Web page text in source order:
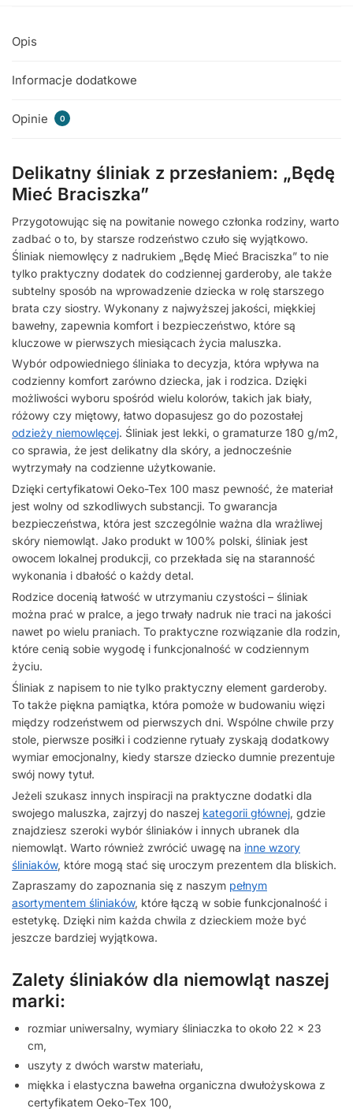
Opis
Informacje dodatkowe
Opinie 0
Delikatny śliniak z przesłaniem: „Będę
Mieć Braciszka”
Przygotowując się na powitanie nowego członka rodziny, warto
zadbać o to, by starsze rodzeństwo czuło się wyjątkowo.
Śliniak niemowlęcy z nadrukiem „Będę Mieć Braciszka” to nie
tylko praktyczny dodatek do codziennej garderoby, ale także
subtelny sposób na wprowadzenie dziecka w rolę starszego
brata czy siostry. Wykonany z najwyższej jakości, miękkiej
bawełny, zapewnia komfort i bezpieczeństwo, które są
kluczowe w pierwszych miesiącach życia maluszka.
Wybór odpowiedniego śliniaka to decyzja, która wpływa na
codzienny komfort zarówno dziecka, jak i rodzica. Dzięki
możliwości wyboru spośród wielu kolorów, takich jak biały,
różowy czy miętowy, łatwo dopasujesz go do pozostałej
odzieży niemowlęcej. Śliniak jest lekki, o gramaturze 180 g/m2,
co sprawia, że jest delikatny dla skóry, a jednocześnie
wytrzymały na codzienne użytkowanie.
Dzięki certyfikatowi Oeko-Tex 100 masz pewność, że materiał
jest wolny od szkodliwych substancji. To gwarancja
bezpieczeństwa, która jest szczególnie ważna dla wrażliwej
skóry niemowląt. Jako produkt w 100% polski, śliniak jest
owocem lokalnej produkcji, co przekłada się na staranność
wykonania i dbałość o każdy detal.
Rodzice docenią łatwość w utrzymaniu czystości – śliniak
można prać w pralce, a jego trwały nadruk nie traci na jakości
nawet po wielu praniach. To praktyczne rozwiązanie dla rodzin,
które cenią sobie wygodę i funkcjonalność w codziennym
życiu.
Śliniak z napisem to nie tylko praktyczny element garderoby.
To także piękna pamiątka, która pomoże w budowaniu więzi
między rodzeństwem od pierwszych dni. Wspólne chwile przy
stole, pierwsze posiłki i codzienne rytuały zyskają dodatkowy
wymiar emocjonalny, kiedy starsze dziecko dumnie prezentuje
swój nowy tytuł.
Jeżeli szukasz innych inspiracji na praktyczne dodatki dla
swojego maluszka, zajrzyj do naszej kategorii głównej, gdzie
znajdziesz szeroki wybór śliniaków i innych ubranek dla
niemowląt. Warto również zwrócić uwagę na inne wzory
śliniaków, które mogą stać się uroczym prezentem dla bliskich.
Zapraszamy do zapoznania się z naszym pełnym
asortymentem śliniaków, które łączą w sobie funkcjonalność i
estetykę. Dzięki nim każda chwila z dzieckiem może być
jeszcze bardziej wyjątkowa.
Zalety śliniaków dla niemowląt naszej
marki:
rozmiar uniwersalny, wymiary śliniaczka to około 22 x 23
cm,
uszyty z dwóch warstw materiału,
miękka i elastyczna bawełna organiczna dwułożyskowa z
certyfikatem Oeko-Tex 100,